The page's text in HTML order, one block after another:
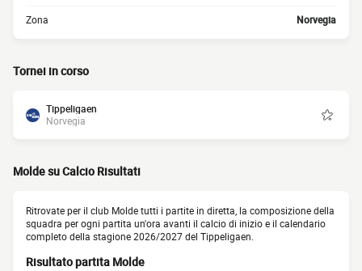
Zona Norvegia
Tornei in corso
Tippeligaen
Norvegia
Molde su Calcio Risultati
Ritrovate per il club Molde tutti i partite in diretta, la composizione della
squadra per ogni partita un'ora avanti il calcio di inizio e il calendario
completo della stagione 2026/2027 del Tippeligaen.
Risultato partita Molde